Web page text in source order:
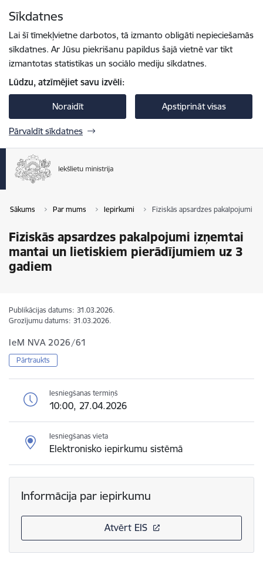
Sīkdatnes
Lai šī tīmekļvietne darbotos, tā izmanto obligāti nepieciešamās
sīkdatnes. Ar Jūsu piekrišanu papildus šajā vietnē var tikt
izmantotas statistikas un sociālo mediju sīkdatnes.
Lūdzu, atzīmējiet savu izvēli:
Noraidīt Apstiprināt visas
Pārvaldīt sīkdatnes
Sākums Par mums Iepirkumi Fiziskās apsardzes pakalpojumi
Fiziskās apsardzes pakalpojumi izņemtai
mantai un lietiskiem pierādījumiem uz 3
gadiem
Publikācijas datums: 31.03.2026.
Grozījumu datums: 31.03.2026.
IeM NVA 2026/61
Pārtraukts
Iesniegšanas termiņš
10:00, 27.04.2026
Iesniegšanas vieta
Elektronisko iepirkumu sistēmā
Informācija par iepirkumu
Atvērt EIS